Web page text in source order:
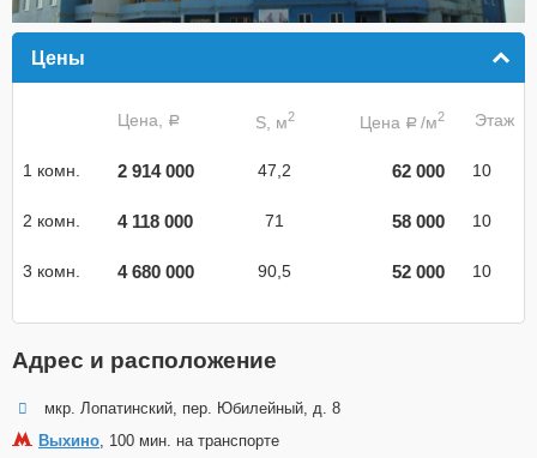
Цены
Цена, a S, м2 Цена a /м2 Этаж
1 комн. 2 914 000 47,2 62 000 10
2 комн. 4 118 000 71 58 000 10
3 комн. 4 680 000 90,5 52 000 10
Адрес и расположение
мкр. Лопатинский, пер. Юбилейный, д. 8
Выхино, 100 мин. на транспорте